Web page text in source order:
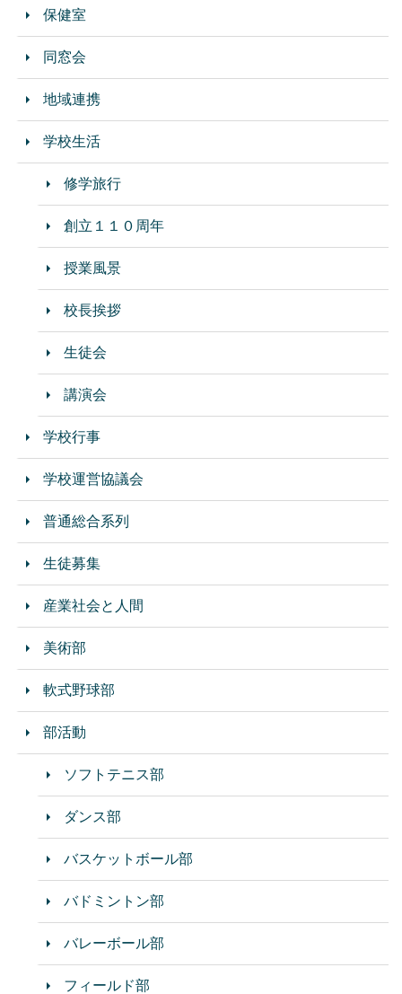
保健室
同窓会
地域連携
学校生活
修学旅行
創立１１０周年
授業風景
校長挨拶
生徒会
講演会
学校行事
学校運営協議会
普通総合系列
生徒募集
産業社会と人間
美術部
軟式野球部
部活動
ソフトテニス部
ダンス部
バスケットボール部
バドミントン部
バレーボール部
フィールド部